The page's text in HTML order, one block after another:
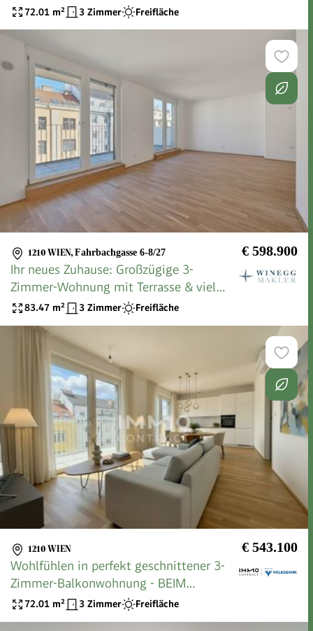
geschnittener 3-Zimmer Traumwohnung
72.01 m² 3 Zimmer Freifläche
1210 WIEN, Fahrbachgasse 6-8/27 € 598.900
Ihr neues Zuhause: Großzügige 3-
Zimmer-Wohnung mit Terrasse & viel
Licht83.47 m² 3 Zimmer Freifläche
1210 WIEN € 543.100
Wohlfühlen in perfekt geschnittener 3-
Zimmer-Balkonwohnung - BEIM
DONAUUFER
72.01 m² 3 Zimmer Freifläche